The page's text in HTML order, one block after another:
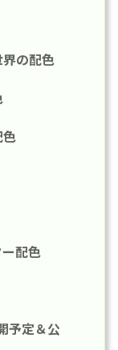
の配色
配色
予定＆公